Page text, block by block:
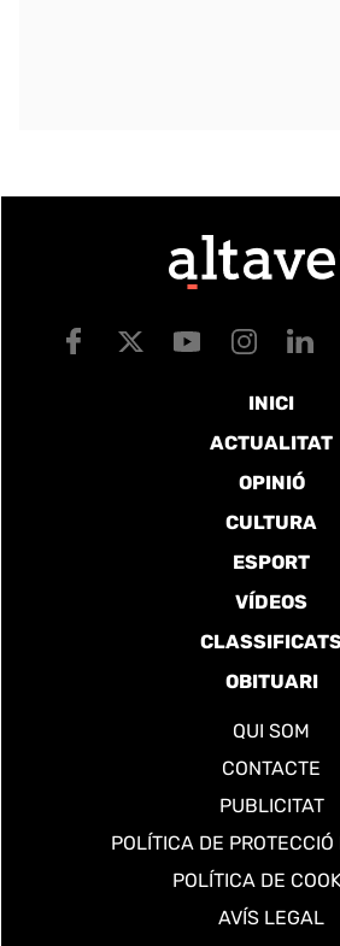
INICI
ACTUALITAT
OPINIÓ
CULTURA
ESPORT
VÍDEOS
OBITUARI
QUI SOM
CONTACTE
PUBLICITAT
POLÍTICA DE
POLÍTICA DE
AVÍS LEGAL